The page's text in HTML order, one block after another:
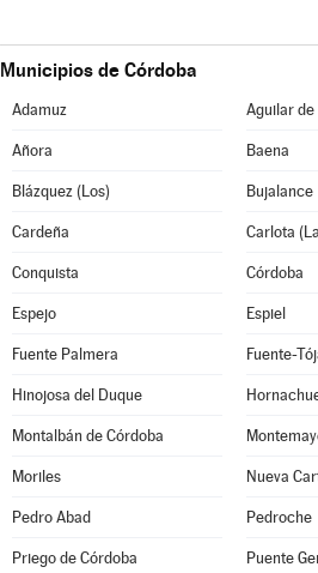
Municipios de Córdoba
Adamuz Aguilar de
Añora Baena
Blázquez (Los) Bujalance
Cardeña Carlota
Conquista Córdoba
Espejo Espiel
Fuente Palmera Fuente-
Hinojosa del Duque
Montalbán de Córdoba
Moriles Nueva
Pedro Abad Pedroche
Priego de Córdoba Puente